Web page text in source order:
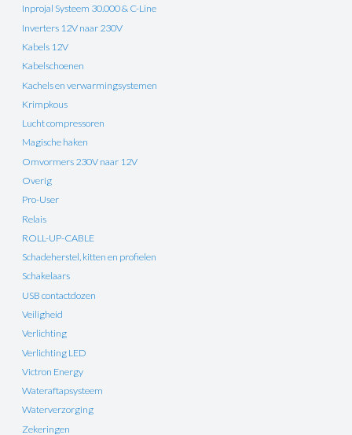
Inprojal Systeem 30.000 & C-Line
Inverters 12V naar 230V
Kabels 12V
Kabelschoenen
Kachels en verwarmingsystemen
Krimpkous
Lucht compressoren
Magische haken
Omvormers 230V naar 12V
Overig
Pro-User
Relais
ROLL-UP-CABLE
Schadeherstel, kitten en profielen
Schakelaars
USB contactdozen
Veiligheid
Verlichting
Verlichting LED
Victron Energy
Wateraftapsysteem
Waterverzorging
Zekeringen